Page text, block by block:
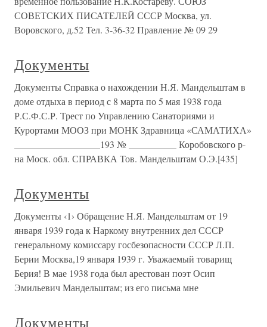
СОВЕТСКИХ ПИСАТЕЛЕЙ СССР Москва, ул.
Воровского, д.52 Тел. 3-36-32 Правление № 09 29
Документы
Документы Справка о нахождении Н.Я. Мандельштам в
доме отдыха в период с 8 марта по 5 мая 1938 года
Р.С.Ф.С.Р. Трест по Управлению Санаториями и
Курортами МООЗ при МОНК Здравница «САМАТИХА»
__________________193 № __________ Коробовского р-
на Моск. обл. СПРАВКА Тов. Мандельштам О.Э.[435]
Документы
Документы ‹1› Обращение Н.Я. Мандельштам от 19
января 1939 года к Наркому внутренних дел СССР
генеральному комиссару госбезопасности СССР Л.П.
Берии Москва,19 января 1939 г. Уважаемый товарищ
Берия! В мае 1938 года был арестован поэт Осип
Эмильевич Мандельштам; из его письма мне
Документы